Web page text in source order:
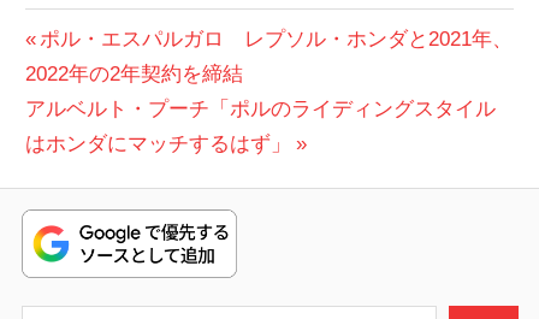
投
稿
ナ
ビ
ゲ
ー
前
の
投
稿:
ポル・エスパルガロ レプソル・ホンダと2021年、
2022年の2年契約を締結
次
の
稿:
アルベルト・プーチ「ポルのライディングスタイル
はホンダにマッチするはず」